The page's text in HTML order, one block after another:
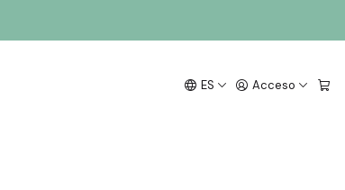
ES Acceso
Vinho Verde